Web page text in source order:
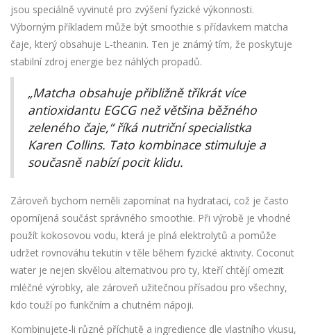
jsou speciálně vyvinuté pro zvýšení fyzické výkonnosti.
Výborným příkladem může být smoothie s přídavkem matcha
čaje, který obsahuje L-theanin. Ten je známý tím, že poskytuje
stabilní zdroj energie bez náhlých propadů.
„Matcha obsahuje přibližně třikrát více
antioxidantu EGCG než většina běžného
zeleného čaje,“ říká nutriční specialistka
Karen Collins. Tato kombinace stimuluje a
současně nabízí pocit klidu.
Zároveň bychom neměli zapomínat na hydrataci, což je často
opomíjená součást správného smoothie. Při výrobě je vhodné
použít kokosovou vodu, která je plná elektrolytů a pomůže
udržet rovnováhu tekutin v těle během fyzické aktivity. Coconut
water je nejen skvělou alternativou pro ty, kteří chtějí omezit
mléčné výrobky, ale zároveň užitečnou přísadou pro všechny,
kdo touží po funkčním a chutném nápoji.
Kombinujete-li různé příchutě a ingredience dle vlastního vkusu,